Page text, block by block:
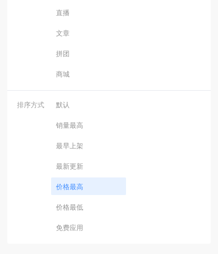
直播
文章
拼团
商城
排序方式 默认
销量最高
最早上架
最新更新
价格最高
价格最低
免费应用